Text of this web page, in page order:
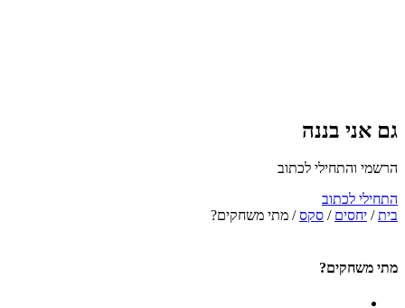
גם אני בננה
הרשמי והתחילי לכתוב
התחילי לכתוב
בית/ יחסים / סקס/ מתי משחקים?
מתי משחקים?